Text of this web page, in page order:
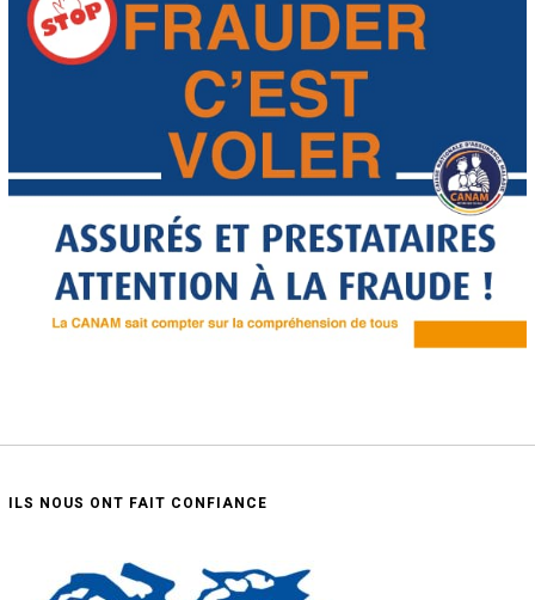
ILS NOUS ONT FAIT CONFIANCE